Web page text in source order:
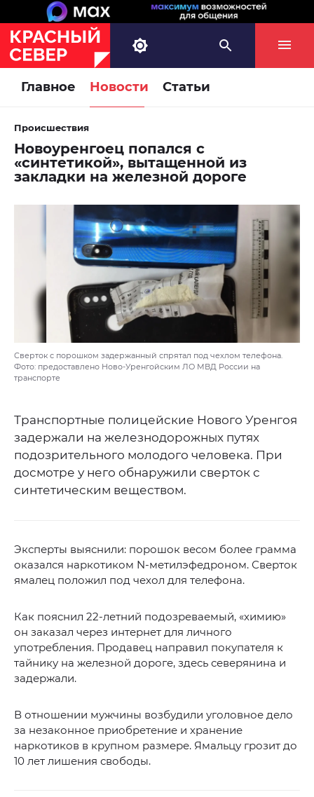
Главное Новости Статьи
Происшествия
Новоуренгоец попался с
«синтетикой», вытащенной из
закладки на железной дороге
Сверток с порошком задержанный спрятал под чехлом телефона.
Фото: предоставлено Ново-Уренгойским ЛО МВД России на
транспорте
Транспортные полицейские Нового Уренгоя
задержали на железнодорожных путях
подозрительного молодого человека. При
досмотре у него обнаружили сверток с
синтетическим веществом.
Эксперты выяснили: порошок весом более грамма
оказался наркотиком N-метилэфедроном. Сверток
ямалец положил под чехол для телефона.
Как пояснил 22-летний подозреваемый, «химию»
он заказал через интернет для личного
употребления. Продавец направил покупателя к
тайнику на железной дороге, здесь северянина и
задержали.
В отношении мужчины возбудили уголовное дело
за незаконное приобретение и хранение
наркотиков в крупном размере. Ямальцу грозит до
10 лет лишения свободы.